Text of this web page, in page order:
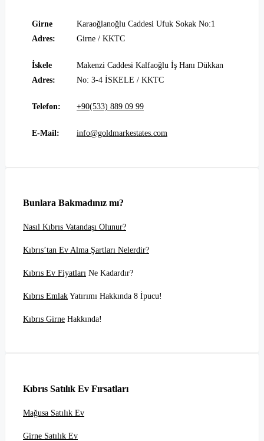
Girne
Adres:
Karaoğlanoğlu Caddesi Ufuk Sokak No:1
Girne / KKTC
İskele
Adres:
Makenzi Caddesi Kalfaoğlu İş Hanı Dükkan
No: 3-4 İSKELE / KKTC
Telefon: +90(533) 889 09 99
E-Mail: info@goldmarkestates.com
Bunlara Bakmadınız mı?
Nasıl Kıbrıs Vatandaşı Olunur?
Kıbrıs’tan Ev Alma Şartları Nelerdir?
Kıbrıs Ev Fiyatları Ne Kadardır?
Kıbrıs Emlak Yatırımı Hakkında 8 İpucu!
Kıbrıs Girne Hakkında!
Kıbrıs Satılık Ev Fırsatları
Mağusa Satılık Ev
Girne Satılık Ev